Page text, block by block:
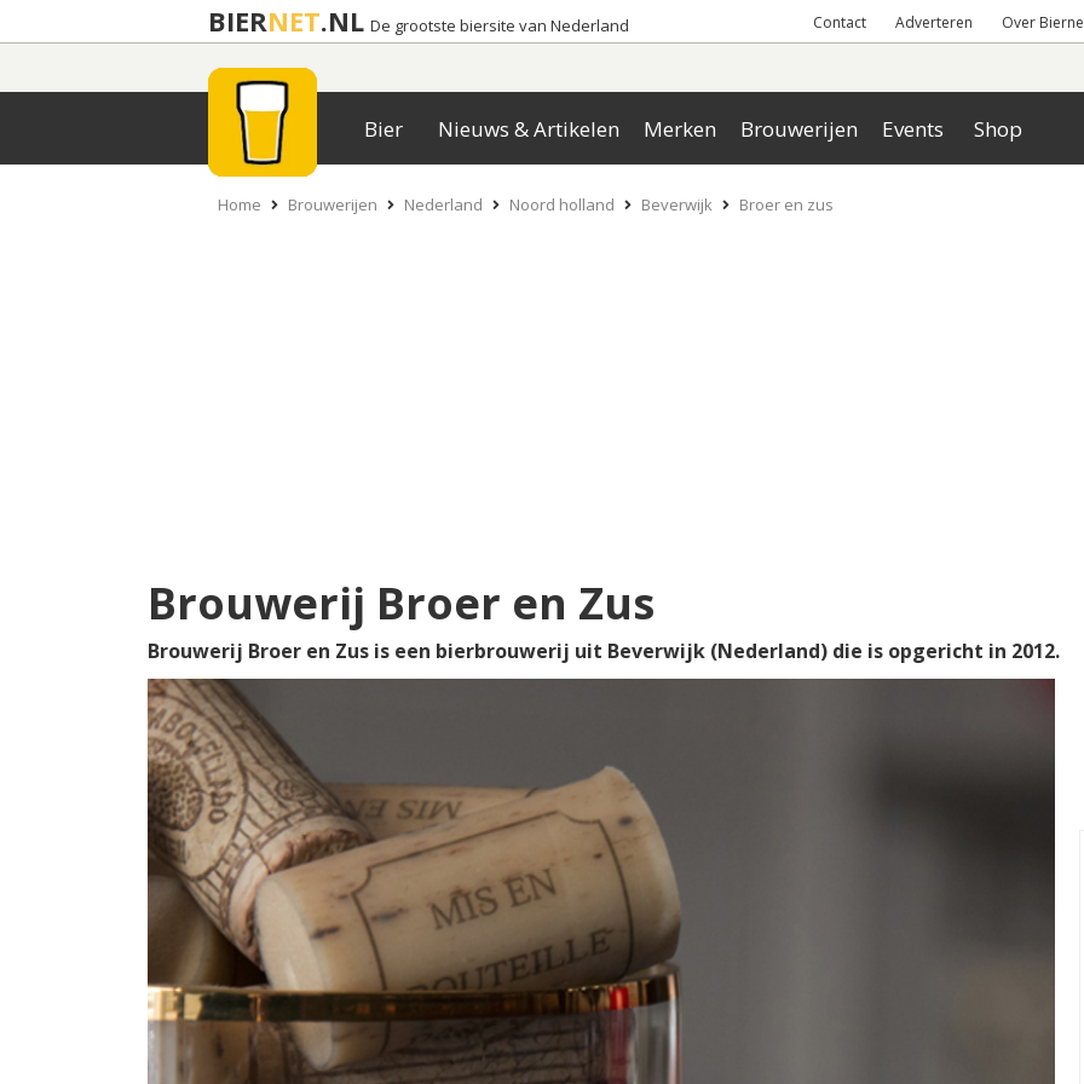
BIERNET.NL De grootste biersite van Nederland Contact Adverteren Over
Bier Nieuws & Artikelen Merken Brouwerijen Events Shop
Home Brouwerijen Nederland Noord holland Beverwijk Broer en zus
Brouwerij Broer en Zus
Brouwerij Broer en Zus is een bierbrouwerij uit Beverwijk (Nederland) die is opgericht in 2012.